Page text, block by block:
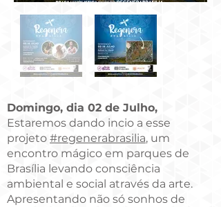
Domingo, dia 02 de Julho,
Estaremos dando incio a esse
projeto #regenerabrasilia, um
encontro mágico em parques de
Brasília levando consciência
ambiental e social através da arte.
Apresentando não só sonhos de